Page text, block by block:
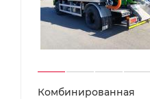
Комбинированная